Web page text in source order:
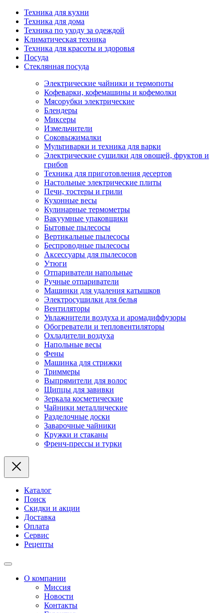
Техника для кухни
Техника для дома
Техника по уходу за одеждой
Климатическая техника
Техника для красоты и здоровья
Посуда
Стеклянная посуда
Электрические чайники и термопоты
Кофеварки, кофемашины и кофемолки
Мясорубки электрические
Блендеры
Миксеры
Измельчители
Соковыжималки
Мультиварки и техника для варки
Электрические сушилки для овощей, фруктов и
грибов
Техника для приготовления десертов
Настольные электрические плиты
Печи, тостеры и грили
Кухонные весы
Кулинарные термометры
Вакуумные упаковщики
Бытовые пылесосы
Вертикальные пылесосы
Беспроводные пылесосы
Аксессуары для пылесосов
Утюги
Отпариватели напольные
Ручные отпариватели
Машинки для удаления катышков
Электросушилки для белья
Вентиляторы
Увлажнители воздуха и аромадиффузоры
Обогреватели и тепловентиляторы
Охладители воздуха
Напольные весы
Фены
Машинка для стрижки
Триммеры
Выпрямители для волос
Щипцы для завивки
Зеркала косметические
Чайники металлические
Разделочные доски
Заварочные чайники
Кружки и стаканы
Френч-прессы и турки
Каталог
Поиск
Скидки и акции
Доставка
Оплата
Сервис
Рецепты
О компании
Миссия
Новости
Контакты